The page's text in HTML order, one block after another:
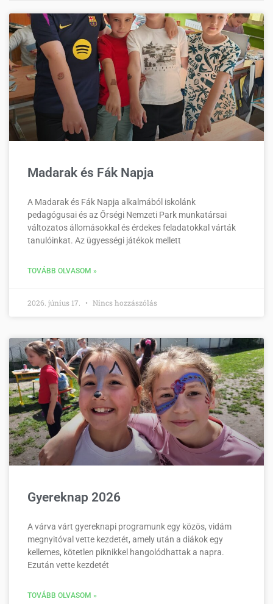
Madarak és Fák Napja
A Madarak és Fák Napja alkalmából iskolánk
pedagógusai és az Őrségi Nemzeti Park munkatársai
változatos állomásokkal és érdekes feladatokkal várták
tanulóinkat. Az ügyességi játékok mellett
TOVÁBB OLVASOM »
2026. június 17. Nincs hozzászólás
Gyereknap 2026
A várva várt gyereknapi programunk egy közös, vidám
megnyitóval vette kezdetét, amely után a diákok egy
kellemes, kötetlen piknikkel hangolódhattak a napra.
Ezután vette kezdetét
TOVÁBB OLVASOM »